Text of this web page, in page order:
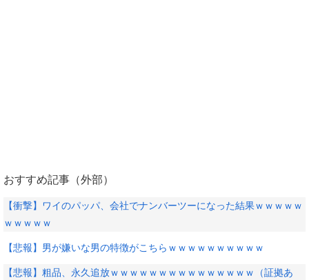
おすすめ記事（外部）
【衝撃】ワイのパッパ、会社でナンバーツーになった結果ｗｗｗｗｗ
ｗｗｗｗｗ
【悲報】男が嫌いな男の特徴がこちらｗｗｗｗｗｗｗｗｗｗ
【悲報】粗品、永久追放ｗｗｗｗｗｗｗｗｗｗｗｗｗｗｗ（証拠あ